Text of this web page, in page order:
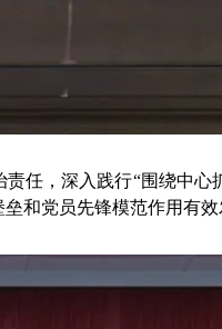
，深入践行“围绕中心
和党员先锋模范作用有